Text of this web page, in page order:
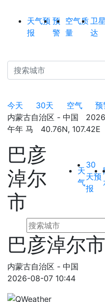
天气预
报
预
警
空气质
量
卫
达
今天 30天 空气 预
内蒙古自治区 - 中国
午年 马 40.76N, 107.42E
巴彦
淖尔
市
天
气
30
天预
报
巴彦淖尔市
内蒙古自治区 - 中国
2026-08-07 10:44